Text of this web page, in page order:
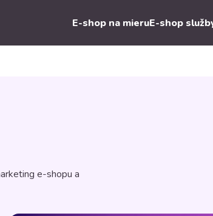
E-shop na mieruE-shop
e-shopu a